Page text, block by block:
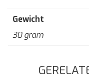
Gewicht
30 gram